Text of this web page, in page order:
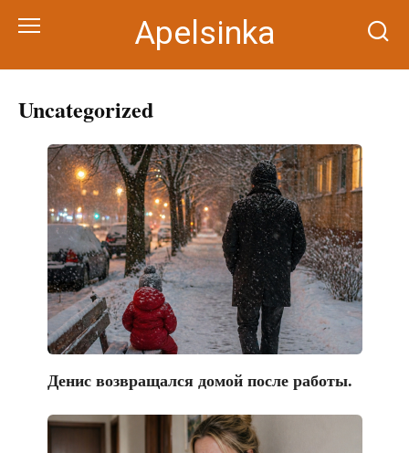
Apelsinka
Uncategorized
Денис возвращался домой после работы.